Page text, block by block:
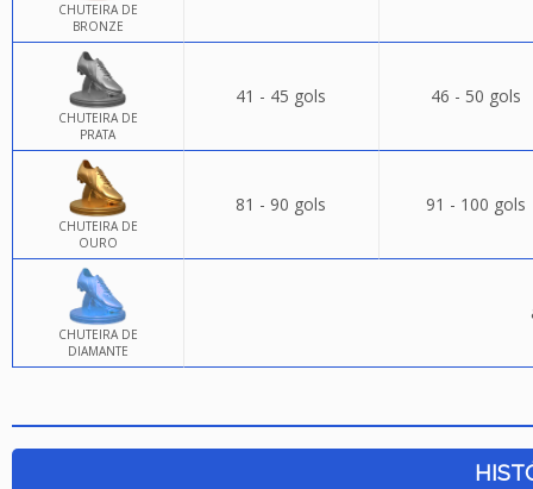
CHUTEIRA DE
BRONZE
CHUTEIRA DE
PRATA
41 - 45 gols 46 - 50 gols
CHUTEIRA DE
OURO
81 - 90 gols 91 - 100 gols
CHUTEIRA DE
DIAMANTE